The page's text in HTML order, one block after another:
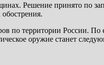
Решение принято по
по территории России. По
оружие станет